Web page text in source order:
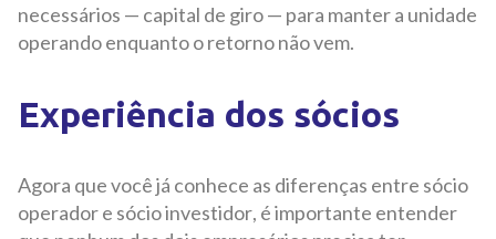
necessários — capital de giro — para manter a unidade
operando enquanto o retorno não vem.
Experiência dos sócios
Agora que você já conhece as diferenças entre sócio
operador e sócio investidor, é importante entender